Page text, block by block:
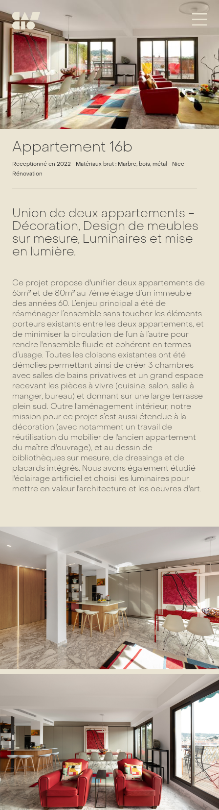
Appartement 16b
Receptionné en 2022 Matériaux brut : Marbre, bois, métal
Nice
Rénovation
Union de deux appartements -
Décoration, Design de meubles
sur mesure, Luminaires et mise
en lumière.
Ce projet propose d'unifier deux appartements de
65m² et de 80m² au 7ème étage d’un immeuble
des années 60. L’enjeu principal a été de
réaménager l’ensemble sans toucher les éléments
porteurs existants entre les deux appartements, et
de minimiser la circulation de l’un à l’autre pour
rendre l'ensemble fluide et cohérent en termes
d’usage. Toutes les cloisons existantes ont été
démolies permettant ainsi de créer 3 chambres
avec salles de bains privatives et un grand espace
recevant les pièces à vivre (cuisine, salon, salle à
manger, bureau) et donnant sur une large terrasse
plein sud. Outre l’aménagement intérieur, notre
mission pour ce projet s’est aussi étendue à la
décoration (avec notamment un travail de
réutilisation du mobilier de l'ancien appartement
du maître d'ouvrage), et au dessin de
bibliothèques sur mesure, de dressings et de
placards intégrés. Nous avons également étudié
l'éclairage artificiel et choisi les luminaires pour
mettre en valeur l'architecture et les oeuvres d'art.